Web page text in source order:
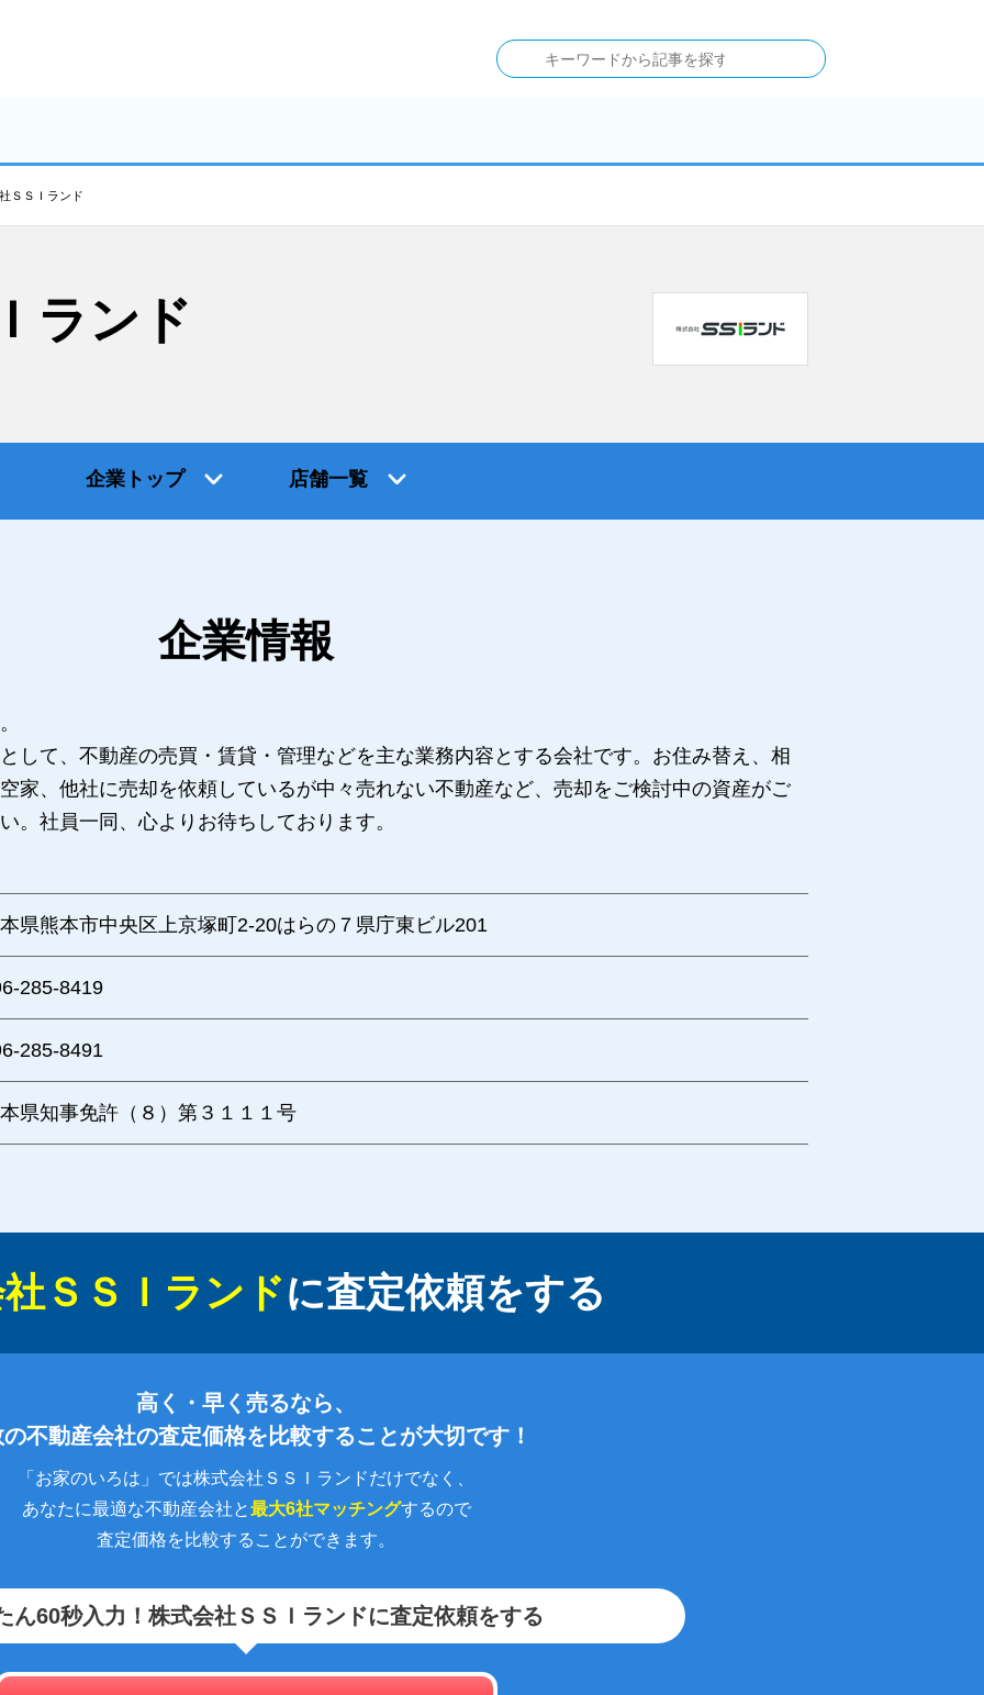
ＳＳＩランド
ランド
企業トップ 店舗一覧
企業情報
して、不動産の売買・賃貸・管理などを主な業務内容とする会社です。お住み替え、相
家、他社に売却を依頼しているが中々売れない不動産など、売却をご検討中の資産がご
。社員一同、心よりお待ちしております。
県熊本市中央区上京塚町2-20はらの７県庁東ビル201
285-8419
285-8491
県知事免許（８）第３１１１号
ＳＳＩランドに査定依頼をする
高く・早く売るなら、
不動産会社の査定価格を比較することが大切です！
「お家のいろは」では株式会社ＳＳＩランドだけでなく、
あなたに最適な不動産会社と最大6社マッチングするので
査定価格を比較することができます。
ん60秒入力！ 株式会社ＳＳＩランドに査定依頼をする